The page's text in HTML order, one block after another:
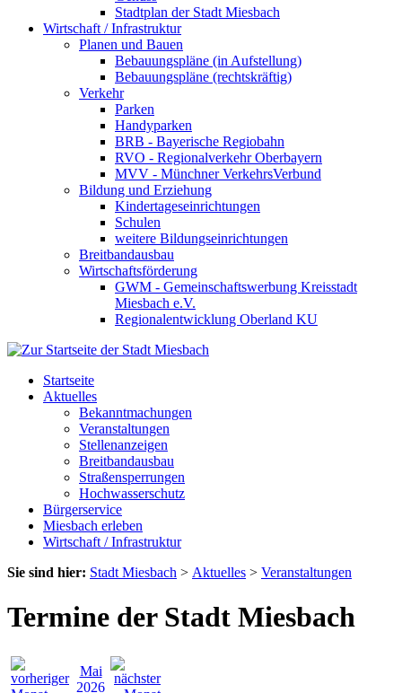
Stadtplan der Stadt Miesbach
Wirtschaft / Infrastruktur
Planen und Bauen
Bebauungspläne (in Aufstellung)
Bebauungspläne (rechtskräftig)
Verkehr
Parken
Handyparken
BRB - Bayerische Regiobahn
RVO - Regionalverkehr Oberbayern
MVV - Münchner VerkehrsVerbund
Bildung und Erziehung
Kindertageseinrichtungen
Schulen
weitere Bildungseinrichtungen
Breitbandausbau
Wirtschaftsförderung
GWM - Gemeinschaftswerbung Kreisstadt
Miesbach e.V.
Regionalentwicklung Oberland KU
Startseite
Aktuelles
Bekanntmachungen
Veranstaltungen
Stellenanzeigen
Breitbandausbau
Straßensperrungen
Hochwasserschutz
Bürgerservice
Miesbach erleben
Wirtschaft / Infrastruktur
Sie sind hier: Stadt Miesbach > Aktuelles > Veranstaltungen
Termine der Stadt Miesbach
Mai
2026